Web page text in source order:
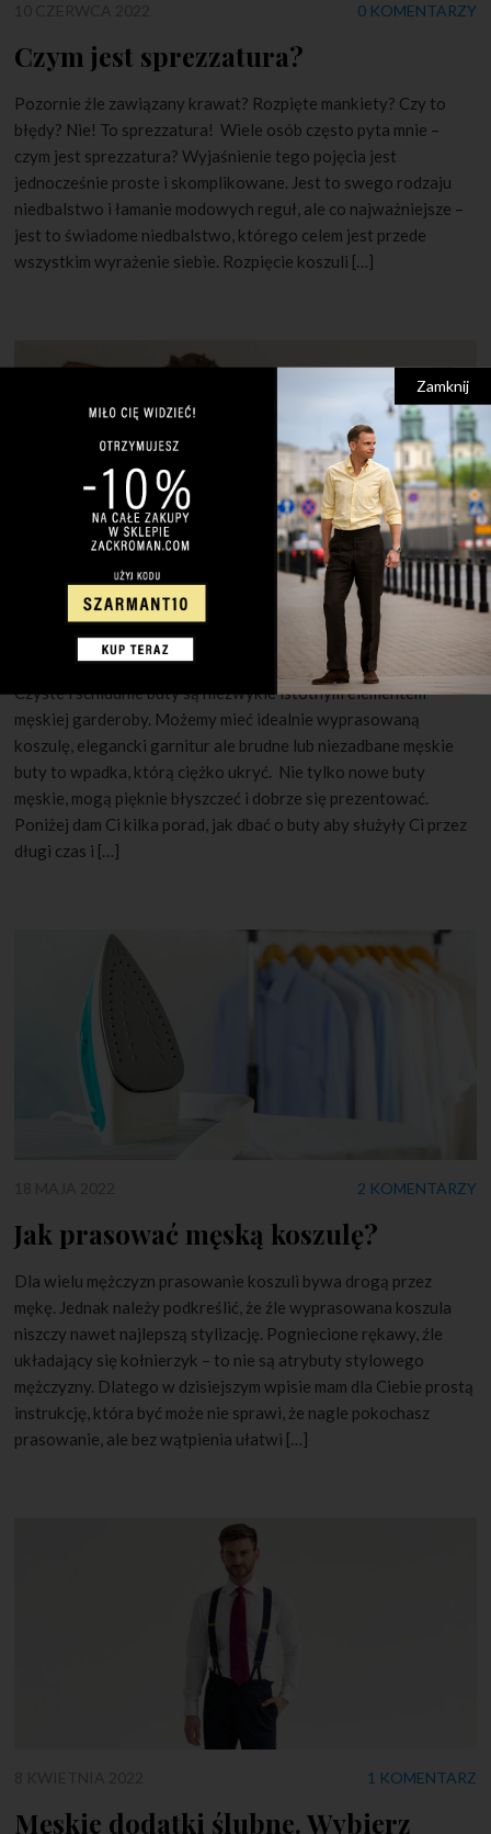
0 KOMENTARZY
Czym jest sprezzatura?
Pozornie źle zawiązany krawat? Rozpięte mankiety? Czy to
błędy? Nie! To sprezzatura! Wiele osób często pyta mnie –
czym jest sprezzatura? Wyjaśnienie tego pojęcia jest
jednocześnie proste i skomplikowane. Jest to swego rodzaju
niedbalstwo i łamanie modowych reguł, ale co najważniejsze –
jest to świadome niedbalstwo, którego celem jest przede
wszystkim wyrażenie siebie. Rozpięcie koszuli […]
30 MAJA 2022 1 KOMENTARZ
Jak pielęgnować męskie buty?
Czyste i schludnie buty są niezwykle istotnym elementem
męskiej garderoby. Możemy mieć idealnie wyprasowaną
koszulę, elegancki garnitur ale brudne lub niezadbane męskie
buty to wpadka, którą ciężko ukryć. Nie tylko nowe buty
męskie, mogą pięknie błyszczeć i dobrze się prezentować.
Poniżej dam Ci kilka porad, jak dbać o buty aby służyły Ci przez
długi czas i […]
2 KOMENTARZY
Jak prasować męską koszulę?
Dla wielu mężczyzn prasowanie koszuli bywa drogą przez
mękę. Jednak należy podkreślić, że źle wyprasowana koszula
niszczy nawet najlepszą stylizację. Pogniecione rękawy, źle
układający się kołnierzyk – to nie są atrybuty stylowego
mężczyzny. Dlatego w dzisiejszym wpisie mam dla Ciebie prostą
instrukcję, która być może nie sprawi, że nagle pokochasz
prasowanie, ale bez wątpienia ułatwi […]
1 KOMENTARZ
Męskie dodatki ślubne. Wybierz
Zamknij